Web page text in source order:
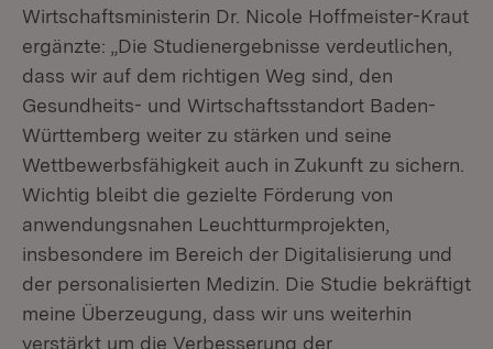
Wirtschaftsministerin Dr. Nicole Hoffmeister-Kraut
ergänzte: „Die Studienergebnisse verdeutlichen,
dass wir auf dem richtigen Weg sind, den
Gesundheits- und Wirtschaftsstandort Baden-
Württemberg weiter zu stärken und seine
Wettbewerbsfähigkeit auch in Zukunft zu sichern.
Wichtig bleibt die gezielte Förderung von
anwendungsnahen Leuchtturmprojekten,
insbesondere im Bereich der Digitalisierung und
der personalisierten Medizin. Die Studie bekräftigt
meine Überzeugung, dass wir uns weiterhin
verstärkt um die Verbesserung der